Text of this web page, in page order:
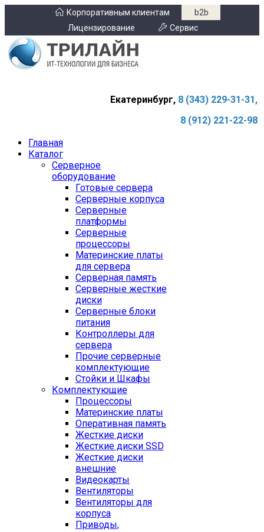
Корпоративным клиентам
b2b
Лицензирование
Сервис
Екатеринбург, 8 (343) 229-31-31,
8 (912) 221-22-98
Главная
Каталог
Серверное
оборудование
Готовые сервера
Серверные корпуса
Серверные
платформы
Серверные
процессоры
Материнские платы
для сервера
Серверная память
Серверные жесткие
диски
Серверные блоки
питания
Контроллеры для
сервера
Прочие серверные
комплектующие
Стойки и Шкафы
Комплектующие
Процессоры
Материнские платы
Оперативная память
Жесткие диски
Жесткие диски SSD
Жесткие диски
внешние
Видеокарты
Вентиляторы
Вентиляторы для
корпуса
Приводы,